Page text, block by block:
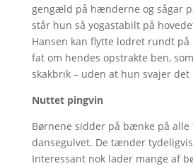
gengæld på hænderne og sågar
står hun så yogastabilt på
Hansen kan flytte lodret rundt på
fat om hendes opstrakte ben,
skakbrik – uden at hun svajer det
Nuttet pingvin
Børnene sidder på bænke på alle
dansegulvet. De tænder
Interessant nok lader mange af